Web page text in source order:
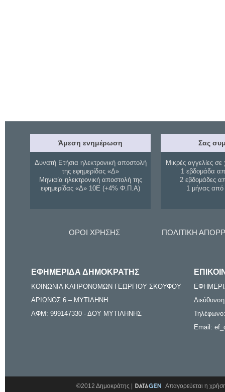
Άμεση ενημέρωση
Δυνατή Ετήσια ηλεκτρονική αποστολή
της εφημερίδας «Δ»
Μηνιαία ηλεκτρονική αποστολή της
εφημερίδας «Δ» 10Ε (+4% Φ.Π.Α)
Σας
Μικρές αγγελίες σε
1 εβδομάδα
2 εβδομάδες
1 μήνας
ΟΡΟΙ ΧΡΗΣΗΣ ΠΟΛΙΤΙΚΗ
ΕΦΗΜΕΡΙΔΑ ΔΗΜΟΚΡΑΤΗΣ
ΚΟΙΝΩΝΙΑ ΚΛΗΡΟΝΟΜΩΝ ΓΕΩΡΓΙΟΥ ΣΚΟΥΦΟΥ
ΑΡΙΩΝΟΣ 6 – ΜΥΤΙΛΗΝΗ
ΑΦΜ: 999147330 - ΔΟΥ ΜΥΤΙΛΗΝΗΣ
Email:
©2012 Δημοκράτης | Απαγορεύεται η